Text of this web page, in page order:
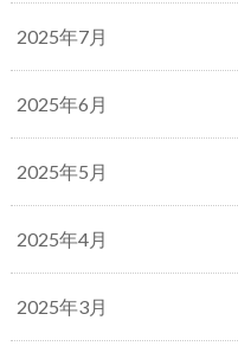
2025年7月
2025年6月
2025年5月
2025年4月
2025年3月